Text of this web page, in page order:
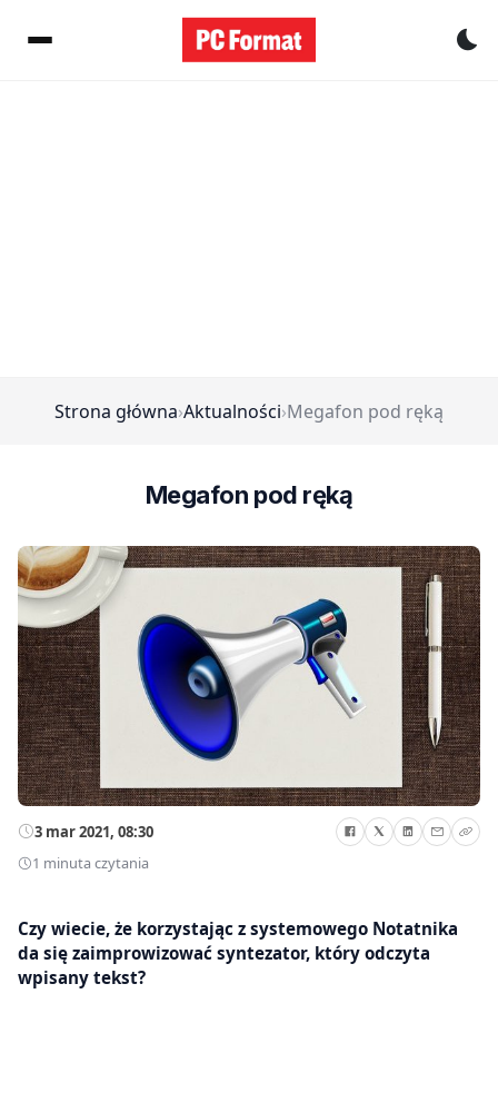
Strona główna›Aktualności›Megafon pod ręką
Megafon pod ręką
3 mar 2021, 08:30
1 minuta czytania
Czy wiecie, że korzystając z systemowego Notatnika
da się zaimprowizować syntezator, który odczyta
wpisany tekst?